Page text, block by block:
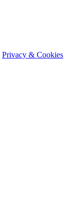
Privacy & Cookies